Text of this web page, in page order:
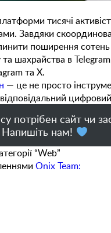
тисячі
Завдяки
поширення
та шахрайства в
та X.
— це не просто
потрібен сайт чи
Напишіть нам!
“Web”
Onix Team: